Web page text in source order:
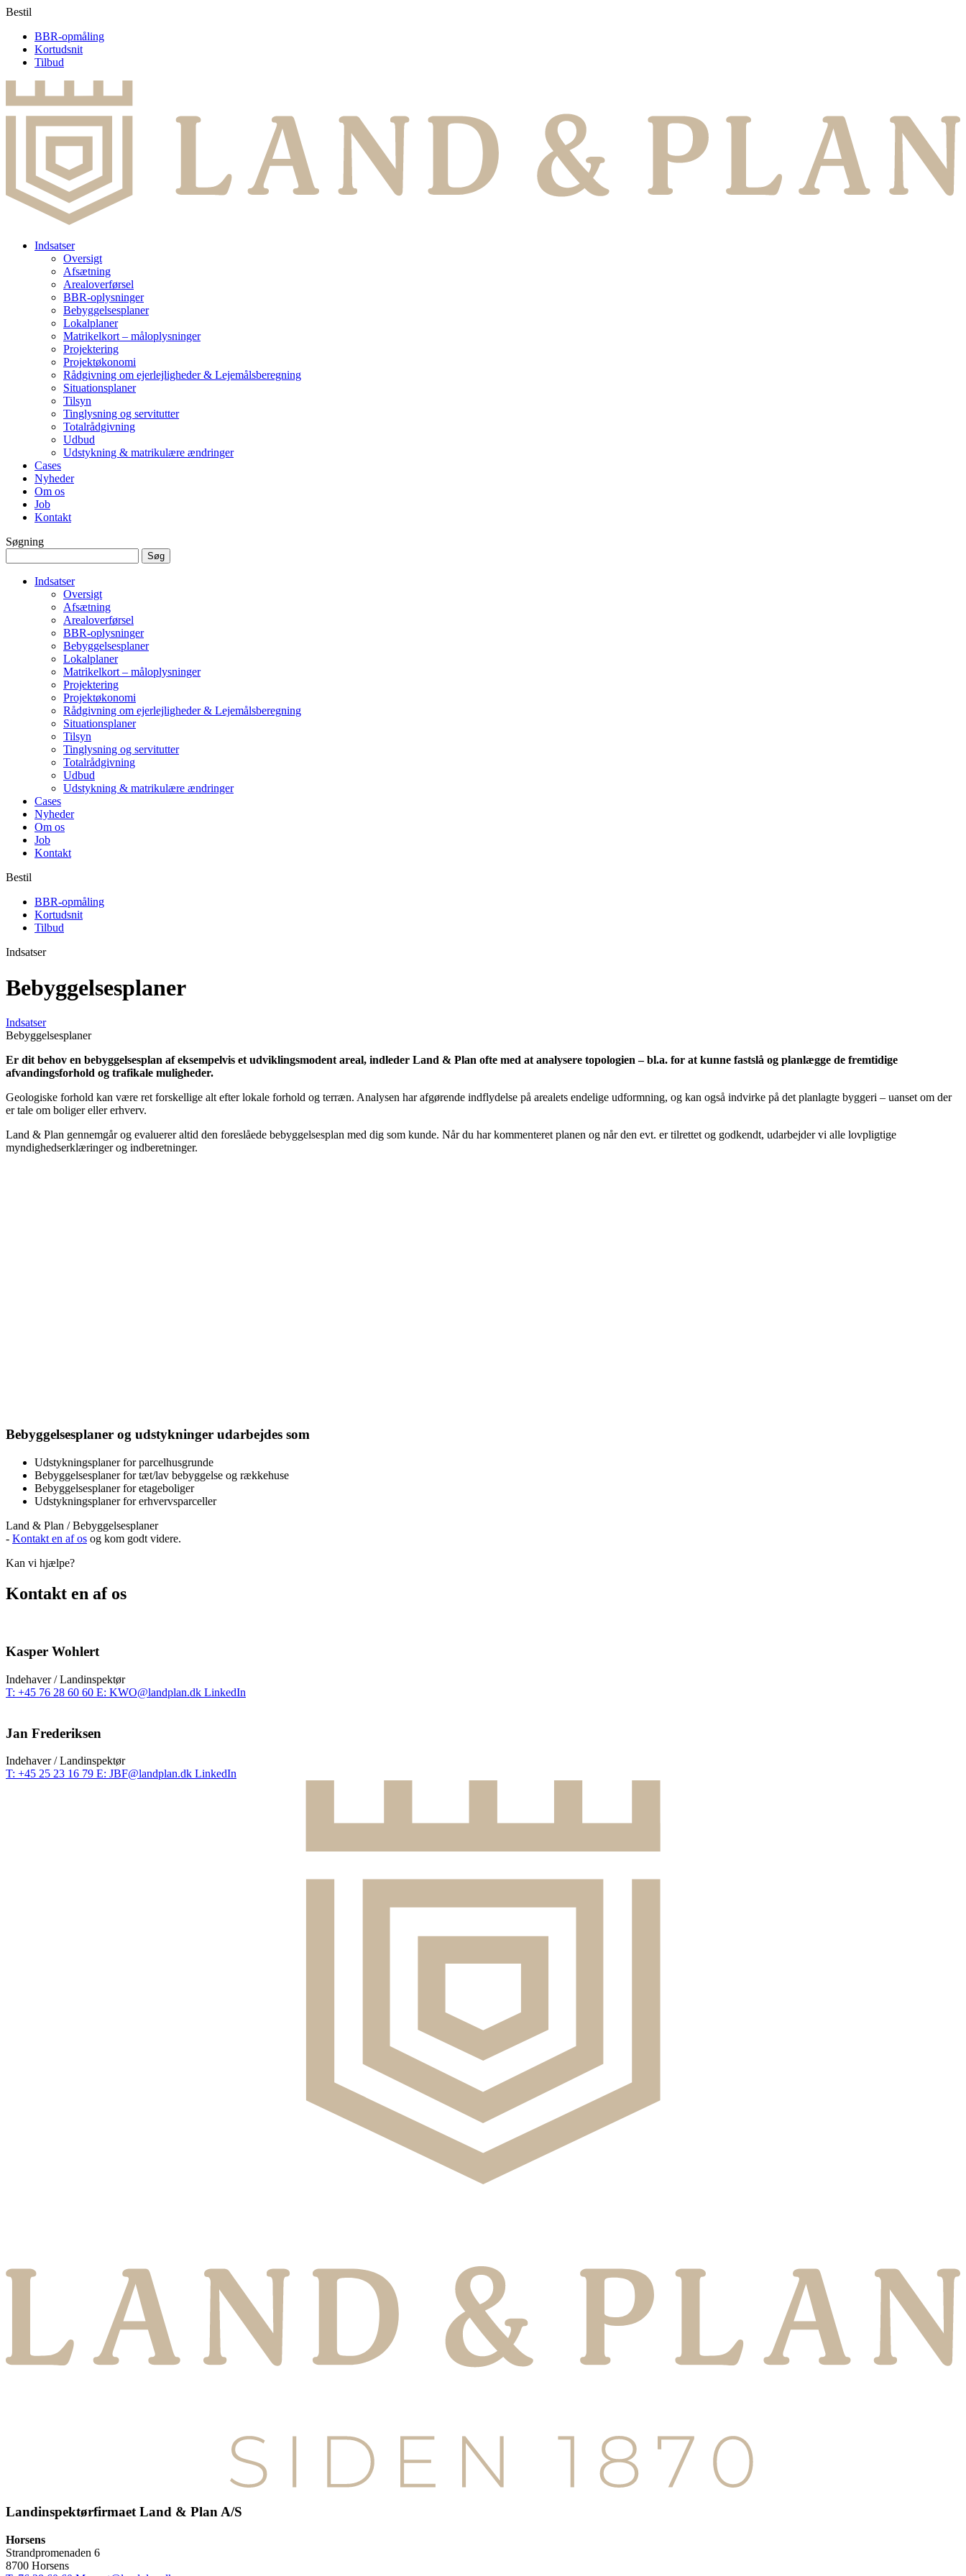
Bestil
BBR-opmåling
Kortudsnit
Tilbud
Indsatser
Oversigt
Afsætning
Arealoverførsel
BBR-oplysninger
Bebyggelsesplaner
Lokalplaner
Matrikelkort – måloplysninger
Projektering
Projektøkonomi
Rådgivning om ejerlejligheder & Lejemålsberegning
Situationsplaner
Tilsyn
Tinglysning og servitutter
Totalrådgivning
Udbud
Udstykning & matrikulære ændringer
Cases
Nyheder
Om os
Job
Kontakt
Søgning
efter:
Indsatser
Oversigt
Afsætning
Arealoverførsel
BBR-oplysninger
Bebyggelsesplaner
Lokalplaner
Matrikelkort – måloplysninger
Projektering
Projektøkonomi
Rådgivning om ejerlejligheder & Lejemålsberegning
Situationsplaner
Tilsyn
Tinglysning og servitutter
Totalrådgivning
Udbud
Udstykning & matrikulære ændringer
Cases
Nyheder
Om os
Job
Kontakt
Bestil
BBR-opmåling
Kortudsnit
Tilbud
Indsatser
Bebyggelsesplaner
Indsatser
Bebyggelsesplaner
Er dit behov en bebyggelsesplan af eksempelvis et udviklingsmodent areal, indleder Land & Plan ofte med at analysere topologien – bl.a. for at kunne fastslå og planlægge de fremtidige
afvandingsforhold og trafikale muligheder.
Geologiske forhold kan være ret forskellige alt efter lokale forhold og terræn. Analysen har afgørende indflydelse på arealets endelige udformning, og kan også indvirke på det planlagte byggeri – uanset om der
er tale om boliger eller erhverv.
Land & Plan gennemgår og evaluerer altid den foreslåede bebyggelsesplan med dig som kunde. Når du har kommenteret planen og når den evt. er tilrettet og godkendt, udarbejder vi alle lovpligtige
myndighedserklæringer og indberetninger.
Bebyggelsesplaner og udstykninger udarbejdes som
Udstykningsplaner for parcelhusgrunde
Bebyggelsesplaner for tæt/lav bebyggelse og rækkehuse
Bebyggelsesplaner for etageboliger
Udstykningsplaner for erhvervsparceller
Land & Plan / Bebyggelsesplaner
- Kontakt en af os og kom godt videre.
Kan vi hjælpe?
Kontakt en af os
Kasper Wohlert
Indehaver / Landinspektør
T: +45 76 28 60 60 E: KWO@landplan.dk LinkedIn
Jan Frederiksen
Indehaver / Landinspektør
T: +45 25 23 16 79 E: JBF@landplan.dk LinkedIn
Landinspektørfirmaet Land & Plan A/S
Horsens
Strandpromenaden 6
8700 Horsens